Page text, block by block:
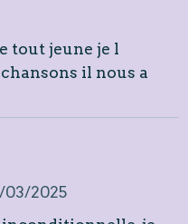
tout jeune je l
il nous a
03/2025